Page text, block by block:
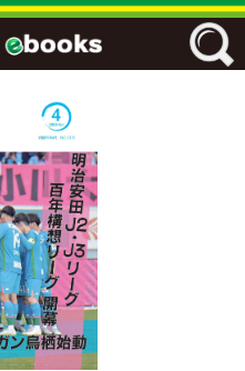
フリーワード
ジャンル
エリア